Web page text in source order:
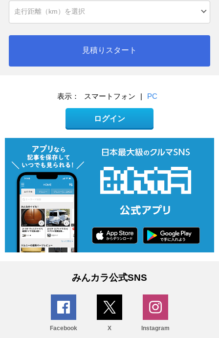
見積りスタート
表示： スマートフォン | PC
ログイン
みんカラ公式SNS
Facebook X Instagram